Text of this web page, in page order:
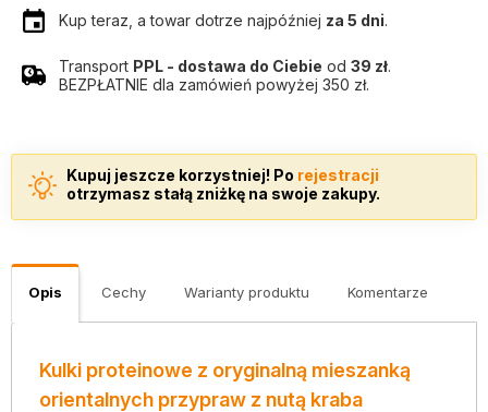
Kup teraz, a towar dotrze najpóźniej za 5 dni.
Transport PPL - dostawa do Ciebie od 39 zł.
BEZPŁATNIE dla zamówień powyżej 350 zł.
Kupuj jeszcze korzystniej! Po rejestracji
otrzymasz stałą zniżkę na swoje zakupy.
Opis Cechy Warianty produktu Komentarze
Kulki proteinowe z oryginalną mieszanką
orientalnych przypraw z nutą kraba